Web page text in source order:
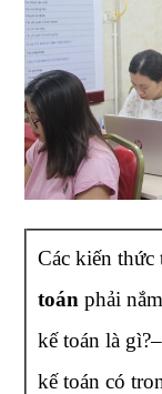
Các kiến
toán phải
kế toán là gì?
kế toán có